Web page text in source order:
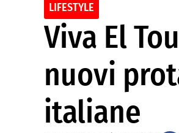
LIFESTYLE
Viva El
nuovi
italiane